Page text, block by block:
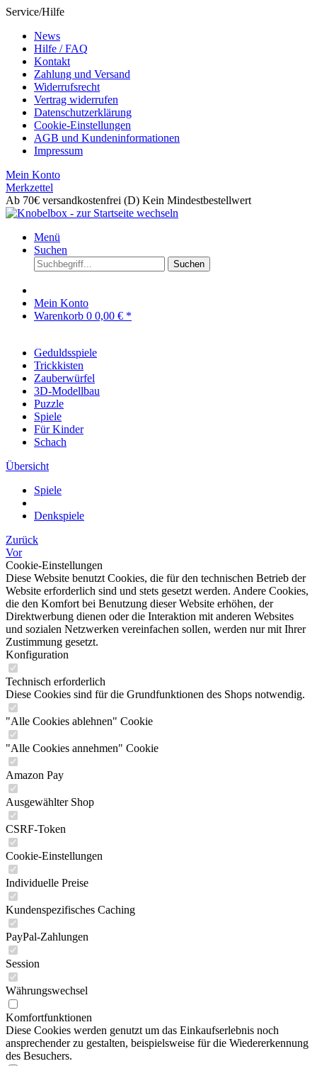
Service/Hilfe
News
Hilfe / FAQ
Kontakt
Zahlung und Versand
Widerrufsrecht
Vertrag widerrufen
Datenschutzerklärung
Cookie-Einstellungen
AGB und Kundeninformationen
Impressum
Mein Konto
Merkzettel
Ab 70€ versandkostenfrei (D) Kein Mindestbestellwert
Menü
Suchen
Suchen
Mein Konto
Warenkorb 0 0,00 € *
Geduldsspiele
Trickkisten
Zauberwürfel
3D-Modellbau
Puzzle
Spiele
Für Kinder
Schach
Übersicht
Spiele
Denkspiele
Zurück
Vor
Cookie-Einstellungen
Diese Website benutzt Cookies, die für den technischen Betrieb der
Website erforderlich sind und stets gesetzt werden. Andere Cookies,
die den Komfort bei Benutzung dieser Website erhöhen, der
Direktwerbung dienen oder die Interaktion mit anderen Websites
und sozialen Netzwerken vereinfachen sollen, werden nur mit Ihrer
Zustimmung gesetzt.
Konfiguration
Technisch erforderlich
Diese Cookies sind für die Grundfunktionen des Shops notwendig.
"Alle Cookies ablehnen" Cookie
"Alle Cookies annehmen" Cookie
Amazon Pay
Ausgewählter Shop
CSRF-Token
Cookie-Einstellungen
Individuelle Preise
Kundenspezifisches Caching
PayPal-Zahlungen
Session
Währungswechsel
Komfortfunktionen
Diese Cookies werden genutzt um das Einkaufserlebnis noch
ansprechender zu gestalten, beispielsweise für die Wiedererkennung
des Besuchers.